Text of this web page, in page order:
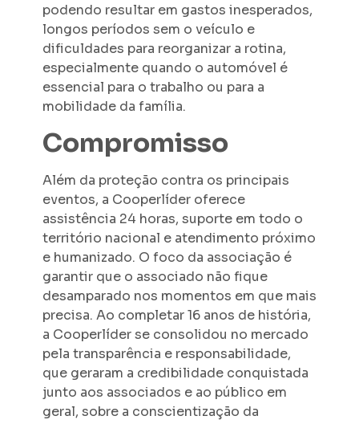
podendo resultar em gastos inesperados,
longos períodos sem o veículo e
dificuldades para reorganizar a rotina,
especialmente quando o automóvel é
essencial para o trabalho ou para a
mobilidade da família.
Compromisso
Além da proteção contra os principais
eventos, a Cooperlíder oferece
assistência 24 horas, suporte em todo o
território nacional e atendimento próximo
e humanizado. O foco da associação é
garantir que o associado não fique
desamparado nos momentos em que mais
precisa. Ao completar 16 anos de história,
a Cooperlíder se consolidou no mercado
pela transparência e responsabilidade,
que geraram a credibilidade conquistada
junto aos associados e ao público em
geral, sobre a conscientização da